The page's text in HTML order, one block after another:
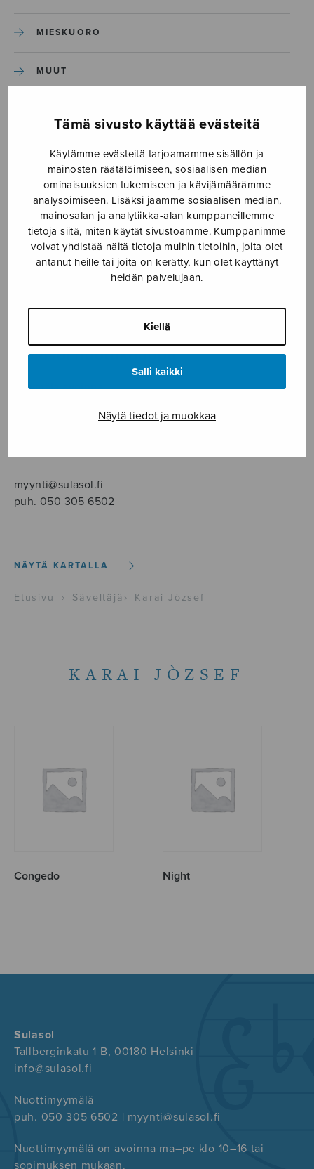
Tämä sivusto käyttää evästeitä
Käytämme evästeitä tarjoamamme sisällön ja
mainosten räätälöimiseen, sosiaalisen median
ominaisuuksien tukemiseen ja kävijämäärämme
analysoimiseen. Lisäksi jaamme sosiaalisen median,
mainosalan ja analytiikka-alan kumppaneillemme
tietoja siitä, miten käytät sivustoamme. Kumppanimme
voivat yhdistää näitä tietoja muihin tietoihin, joita olet
antanut heille tai joita on kerätty, kun olet käyttänyt
heidän palvelujaan.
Kiellä
Salli kaikki
Näytä tiedot ja muokkaa
MIESKUORO
MUUT
SEKAKUORO
SOITINKOULUT JA OPPAAT
SOITINMUSIIKKI
YKSINLAULU
YLEINEN
Sulasol nuottikauppa
Myymälä avoinna
myynti@sulasol.fi
puh. 050 305 6502
NÄYTÄ KARTALLA
Etusivu › Säveltäjä › Karai Jòzsef
KARAI JÒZSEF
Congedo Night
Sulasol
Tallberginkatu 1 B, 00180 Helsinki
info@sulasol.fi
Nuottimyymälä
puh. 050 305 6502 | myynti@sulasol.fi
Nuottimyymälä on avoinna ma–pe klo 10–16 tai
sopimuksen mukaan.